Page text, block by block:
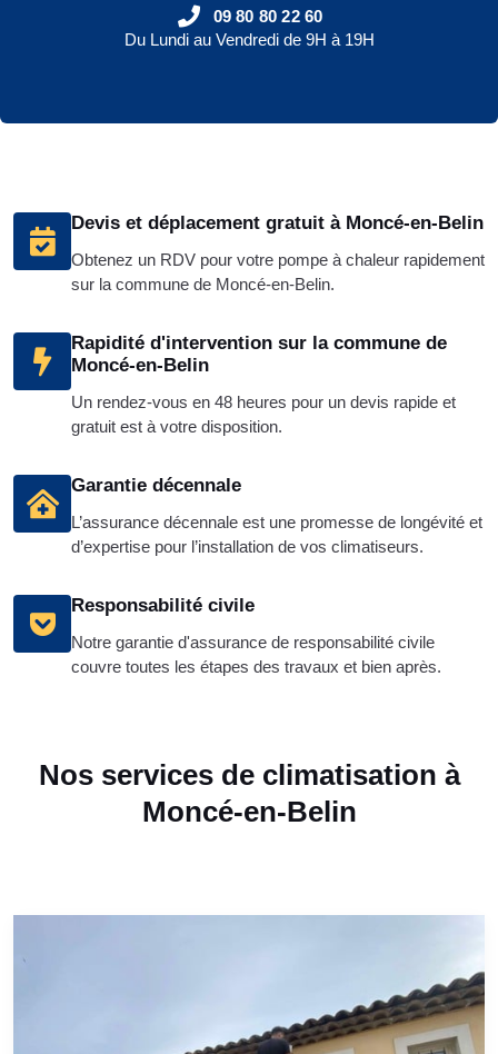
Devis et déplacement gratuit à Moncé-en-Belin
Obtenez un RDV pour votre pompe à chaleur rapidement
sur la commune de Moncé-en-Belin.
Rapidité d'intervention sur la commune de
Moncé-en-Belin
Un rendez-vous en 48 heures pour un devis rapide et
gratuit est à votre disposition.
Garantie décennale
L’assurance décennale est une promesse de longévité et
d’expertise pour l’installation de vos climatiseurs.
Responsabilité civile
Notre garantie d'assurance de responsabilité civile
couvre toutes les étapes des travaux et bien après.
09 80 80 22 60
Du Lundi au Vendredi de 9H à 19H
Nos services de climatisation à
Moncé-en-Belin